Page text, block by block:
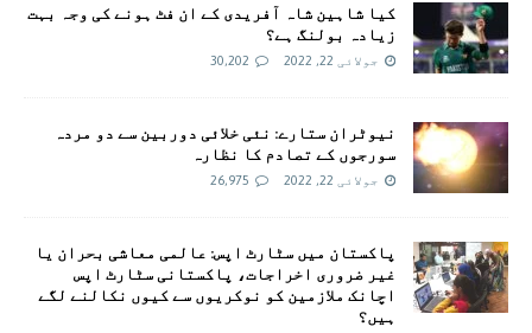
کیا شاہین شاہ آفریدی کے ان فٹ ہونے کی وجہ بہت
زیادہ بولنگ ہے؟
جولائی 22, 2022 30,202
نیوٹران ستارے: نئی خلائی دوربین سے دو مردہ
سورجوں کے تصادم کا نظارہ
جولائی 22, 2022 26,975
پاکستان میں سٹارٹ اپس: عالمی معاشی بحران یا
غیر ضروری اخراجات، پاکستانی سٹارٹ اپس
اچانک ملازمین کو نوکریوں سے کیوں نکالنے لگے
ہیں؟